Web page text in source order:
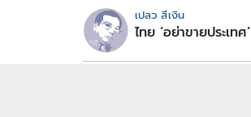
เปลว สีเงิน
ไทย ‘อย่าขายประเทศ’